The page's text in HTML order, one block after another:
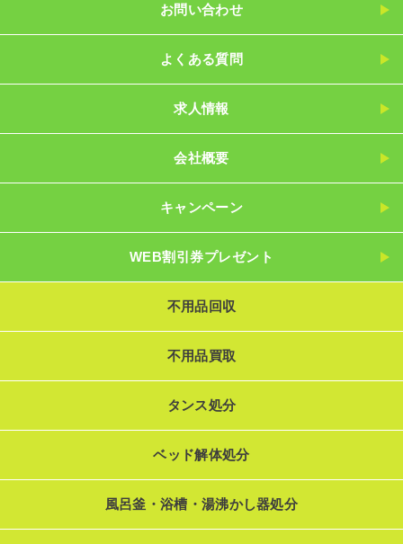
お問い合わせ
よくある質問
求人情報
会社概要
キャンペーン
WEB割引券プレゼント
不用品回収
不用品買取
タンス処分
ベッド解体処分
風呂釜・浴槽・湯沸かし器処分